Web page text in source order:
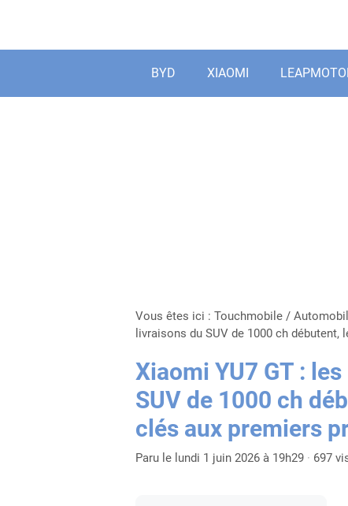
contenu
BYD XIAOMI
Vous êtes ici : Touchmobile /
livraisons du SUV de 1000 ch
Xiaomi YU7 GT :
SUV de 1000 ch
clés aux premiers
Paru le lundi 1 juin 2026 à 19h29 · 697